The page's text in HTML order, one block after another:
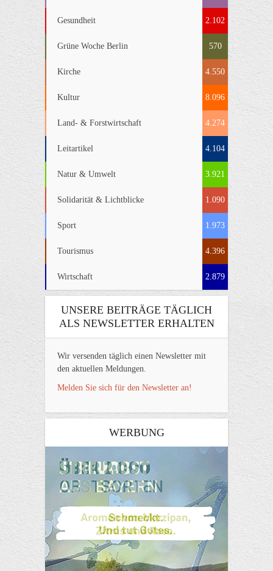
Gesundheit 2.102
Grüne Woche Berlin 570
Kirche 4.550
Kultur 8.096
Land- & Forstwirtschaft 4.274
Leitartikel 4.104
Natur & Umwelt 3.921
Solidarität & Lichtblicke 1.090
Sport 1.973
Tourismus 4.396
Wirtschaft 2.879
UNSERE BEITRÄGE TÄGLICH
ALS NEWSLETTER ERHALTEN
Wir versenden täglich einen Newsletter mit
den aktuellen Meldungen.
Melden Sie sich für den Newsletter an!
WERBUNG